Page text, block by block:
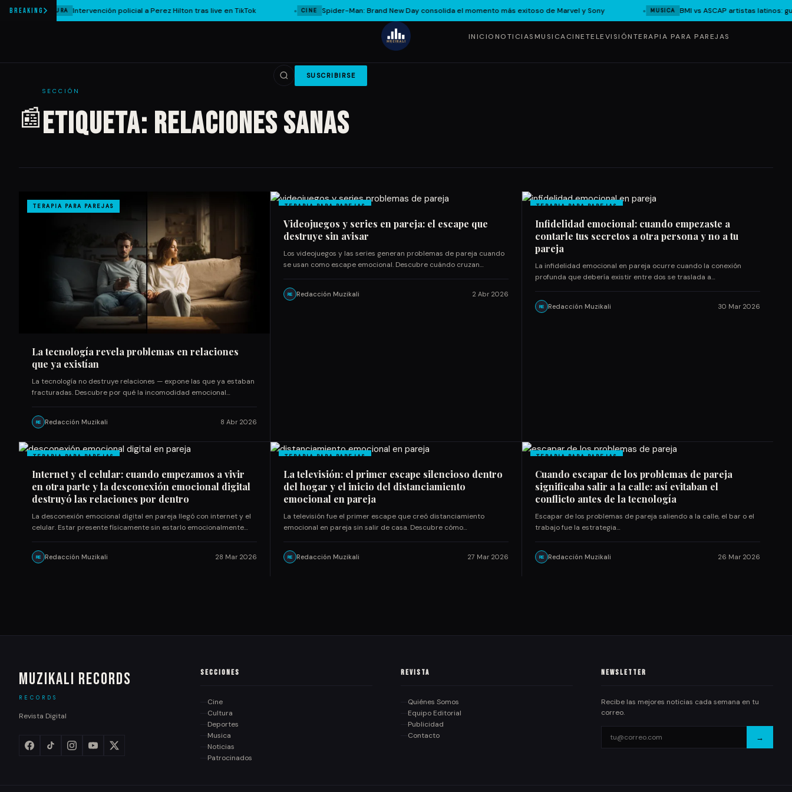
BREAKINGCULTURA Intervención policial a Perez Hilton tras live en TikTok CINE Spider-Man: Brand New Day consolida el momento más exitoso de Marvel y Sony MUSICA BMI vs ASCAP artistas latinos:
INICIONOTICIASMUSICACINETELEVISIÓNTERAPIA PARA PAREJAS
SUSCRIBIRSE
📰
SECCIÓN
Etiqueta: relaciones sanas
TERAPIA PARA PAREJAS
La tecnología revela problemas en relaciones
que ya existían
La tecnología no destruye relaciones — expone las que ya estaban
fracturadas. Descubre por qué la incomodidad emocional…
RE Redacción Muzikali 8 Abr 2026
TERAPIA PARA PAREJAS
Videojuegos y series en pareja: el escape que
destruye sin avisar
Los videojuegos y las series generan problemas de pareja cuando
se usan como escape emocional. Descubre cuándo cruzan…
RE Redacción Muzikali 2 Abr 2026
TERAPIA PARA PAREJAS
Infidelidad emocional: cuando empezaste a
contarle tus secretos a otra persona y no a tu
pareja
La infidelidad emocional en pareja ocurre cuando la conexión
profunda que debería existir entre dos se traslada a…
RE Redacción Muzikali 30 Mar 2026
TERAPIA PARA PAREJAS
Internet y el celular: cuando empezamos a vivir
en otra parte y la desconexión emocional digital
destruyó las relaciones por dentro
La desconexión emocional digital en pareja llegó con internet y el
celular. Estar presente físicamente sin estarlo emocionalmente…
RE Redacción Muzikali 28 Mar 2026
TERAPIA PARA PAREJAS
La televisión: el primer escape silencioso dentro
del hogar y el inicio del distanciamiento
emocional en pareja
La televisión fue el primer escape que creó distanciamiento
emocional en pareja sin salir de casa. Descubre cómo…
RE Redacción Muzikali 27 Mar 2026
TERAPIA PARA PAREJAS
Cuando escapar de los problemas de pareja
significaba salir a la calle: así evitaban el
conflicto antes de la tecnología
Escapar de los problemas de pareja saliendo a la calle, el bar o el
trabajo fue la estrategia…
RE Redacción Muzikali 26 Mar 2026
Muzikali Records
RECORDS
Revista Digital
Secciones
Cine
Cultura
Deportes
Musica
Noticias
Patrocinados
Revista
Quiénes Somos
Equipo Editorial
Publicidad
Contacto
Newsletter
Recibe las mejores noticias cada semana en tu
correo.
→